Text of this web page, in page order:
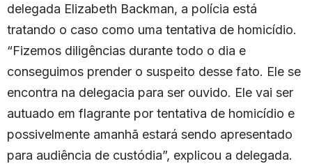
delegada Elizabeth Backman, a polícia está
tratando o caso como uma tentativa de homicídio.
“Fizemos diligências durante todo o dia e
conseguimos prender o suspeito desse fato. Ele se
encontra na delegacia para ser ouvido. Ele vai ser
autuado em flagrante por tentativa de homicídio e
possivelmente amanhã estará sendo apresentado
para audiência de custódia”, explicou a delegada.